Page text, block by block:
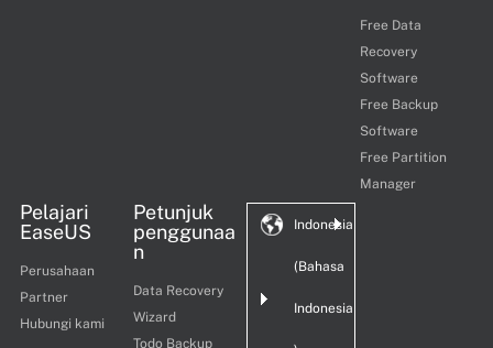
Free Data
Recovery
Software
Free Backup
Software
Free Partition
Manager
Pelajari
EaseUS
Perusahaan
Partner
Hubungi kami
Petunjuk
penggunaa
n
Data Recovery
Wizard
Todo Backup
Indonesia
(Bahasa
Indonesia